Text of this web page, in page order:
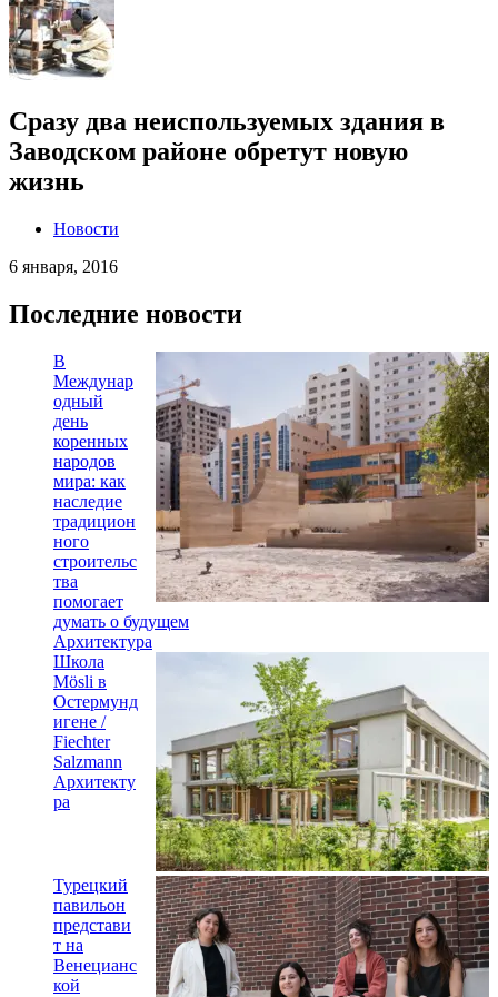
Сразу два неиспользуемых здания в
Заводском районе обретут новую
жизнь
Новости
6 января, 2016
Последние новости
В
Междунар
одный
день
коренных
народов
мира: как
наследие
традицион
ного
строительс
тва
помогает
думать о будущем
Архитектура
Школа
Mösli в
Остермунд
игене /
Fiechter
Salzmann
Архитекту
ра
Турецкий
павильон
представи
т на
Венецианс
кой